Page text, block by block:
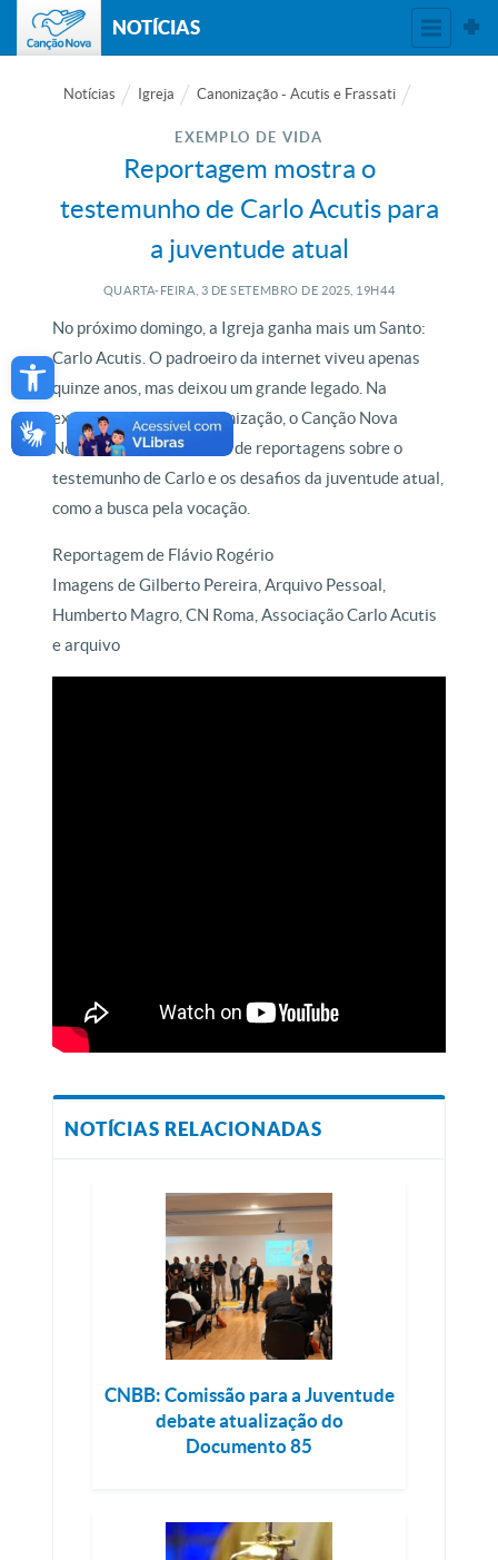
Open toolbar
NOTÍCIAS
Notícias Igreja Canonização - Acutis e Frassati
EXEMPLO DE VIDA
Reportagem mostra o
testemunho de Carlo Acutis para
a juventude atual
QUARTA-FEIRA, 3 DE SETEMBRO DE 2025, 19H44
No próximo domingo, a Igreja ganha mais um Santo:
Carlo Acutis. O padroeiro da internet viveu apenas
quinze anos, mas deixou um grande legado. Na
expectativa para a canonização, o Canção Nova
Notícias exibe uma série de reportagens sobre o
testemunho de Carlo e os desafios da juventude atual,
como a busca pela vocação.
Reportagem de Flávio Rogério
Imagens de Gilberto Pereira, Arquivo Pessoal,
Humberto Magro, CN Roma, Associação Carlo Acutis
e arquivo
NOTÍCIAS RELACIONADAS
CNBB: Comissão para a Juventude
debate atualização do
Documento 85